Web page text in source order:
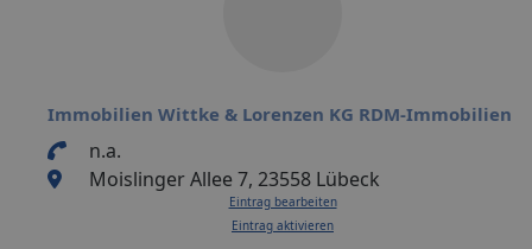
Immobilien Wittke & Lorenzen KG RDM-Immobilien
n.a.
Moislinger Allee 7, 23558 Lübeck
Eintrag bearbeiten
Eintrag aktivieren